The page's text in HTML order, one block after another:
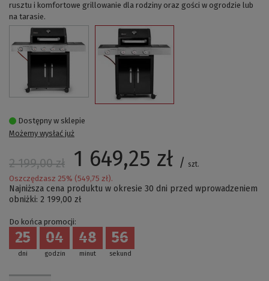
rusztu i komfortowe grillowanie dla rodziny oraz gości w ogrodzie lub
na tarasie.
Dostępny w sklepie
Możemy wysłać już
2 199,00 zł 1 649,25 zł / szt.
Oszczędzasz 25% (549,75 zł).
Najniższa cena produktu w okresie 30 dni przed wprowadzeniem
obniżki: 2 199,00 zł
Do końca promocji:
dni
25
godzin
04
minut
48
sekund
55